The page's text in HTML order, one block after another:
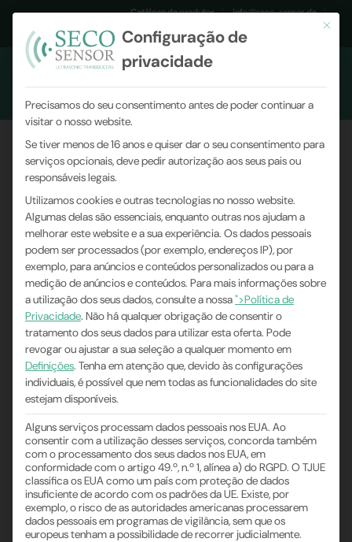
Catálogo de produtos info@seco-sensor.de
+49 (0)9561 869141
Este
Configuração de
privacidade
Precisamos do seu consentimento antes de poder continuar a
visitar o nosso website.
Se tiver menos de 16 anos e quiser dar o seu consentimento para
serviços opcionais, deve pedir autorização aos seus pais ou
responsáveis legais.
Utilizamos cookies e outras tecnologias no nosso website.
Algumas delas são essenciais, enquanto outras nos ajudam a
melhorar este website e a sua experiência. Os dados pessoais
podem ser processados (por exemplo, endereços IP), por
exemplo, para anúncios e conteúdos personalizados ou para a
medição de anúncios e conteúdos. Para mais informações sobre
a utilização dos seus dados, consulte a nossa">Política de
Privacidade. Não há qualquer obrigação de consentir o
tratamento dos seus dados para utilizar esta oferta. Pode
revogar ou ajustar a sua seleção a qualquer momento em
Definições. Tenha em atenção que, devido às configurações
individuais, é possível que nem todas as funcionalidades do site
estejam disponíveis.
Alguns serviços processam dados pessoais nos EUA. Ao
consentir com a utilização desses serviços, concorda também
com o processamento dos seus dados nos EUA, em
conformidade com o artigo 49.º, n.º 1, alínea a) do RGPD. O TJUE
classifica os EUA como um país com proteção de dados
insuficiente de acordo com os padrões da UE. Existe, por
exemplo, o risco de as autoridades americanas processarem
dados pessoais em programas de vigilância, sem que os
europeus tenham a possibilidade de recorrer judicialmente.